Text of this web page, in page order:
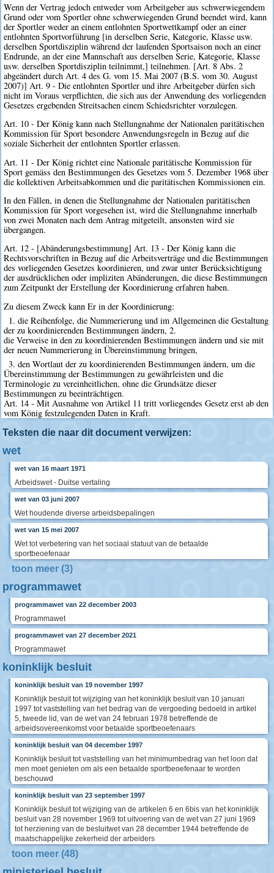
Wenn der Vertrag jedoch entweder vom Arbeitgeber aus schwerwiegendem
Grund oder vom Sportler ohne schwerwiegenden Grund beendet wird, kann
der Sportler weder an einem entlohnten Sportwettkampf oder an einer
entlohnten Sportvorführung [in derselben Serie, Kategorie, Klasse usw.
derselben Sportdisziplin während der laufenden Sportsaison noch an einer
Endrunde, an der eine Mannschaft aus derselben Serie, Kategorie, Klasse
usw. derselben Sportdisziplin teilnimmt,] teilnehmen. [Art. 8 Abs. 2
abgeändert durch Art. 4 des G. vom 15. Mai 2007 (B.S. vom 30. August
2007)] Art. 9 - Die entlohnten Sportler und ihre Arbeitgeber dürfen sich
nicht im Voraus verpflichten, die sich aus der Anwendung des vorliegenden
Gesetzes ergebenden Streitsachen einem Schiedsrichter vorzulegen.
Art. 10 - Der König kann nach Stellungnahme der Nationalen paritätischen
Kommission für Sport besondere Anwendungsregeln in Bezug auf die
soziale Sicherheit der entlohnten Sportler erlassen.
Art. 11 - Der König richtet eine Nationale paritätische Kommission für
Sport gemäss den Bestimmungen des Gesetzes vom 5. Dezember 1968 über
die kollektiven Arbeitsabkommen und die paritätischen Kommissionen ein.
In den Fällen, in denen die Stellungnahme der Nationalen paritätischen
Kommission für Sport vorgesehen ist, wird die Stellungnahme innerhalb
von zwei Monaten nach dem Antrag mitgeteilt, ansonsten wird sie
übergangen.
Art. 12 - [Abänderungsbestimmung] Art. 13 - Der König kann die
Rechtsvorschriften in Bezug auf die Arbeitsverträge und die Bestimmungen
des vorliegenden Gesetzes koordinieren, und zwar unter Berücksichtigung
der ausdrücklichen oder impliziten Abänderungen, die diese Bestimmungen
zum Zeitpunkt der Erstellung der Koordinierung erfahren haben.
Zu diesem Zweck kann Er in der Koordinierung:
1. die Reihenfolge, die Nummerierung und im Allgemeinen die Gestaltung
der zu koordinierenden Bestimmungen ändern, 2.
die Verweise in den zu koordinierenden Bestimmungen ändern und sie mit
der neuen Nummerierung in Übereinstimmung bringen,
3. den Wortlaut der zu koordinierenden Bestimmungen ändern, um die
Übereinstimmung der Bestimmungen zu gewährleisten und die
Terminologie zu vereinheitlichen, ohne die Grundsätze dieser
Bestimmungen zu beeinträchtigen.
Art. 14 - Mit Ausnahme von Artikel 11 tritt vorliegendes Gesetz erst ab den
vom König festzulegenden Daten in Kraft.
Teksten die naar dit document verwijzen:
wet
wet van 16 maart 1971
Arbeidswet - Duitse vertaling
wet van 03 juni 2007
Wet houdende diverse arbeidsbepalingen
wet van 15 mei 2007
Wet tot verbetering van het sociaal statuut van de betaalde
sportbeoefenaar
toon meer (3)
programmawet
programmawet van 22 december 2003
Programmawet
programmawet van 27 december 2021
Programmawet
koninklijk besluit
koninklijk besluit van 19 november 1997
Koninklijk besluit tot wijziging van het koninklijk besluit van 10 januari
1997 tot vaststelling van het bedrag van de vergoeding bedoeld in artikel
5, tweede lid, van de wet van 24 februari 1978 betreffende de
arbeidsovereenkomst voor betaalde sportbeoefenaars
koninklijk besluit van 04 december 1997
Koninklijk besluit tot vaststelling van het minimumbedrag van het loon dat
men moet genieten om als een betaalde sportbeoefenaar te worden
beschouwd
koninklijk besluit van 23 september 1997
Koninklijk besluit tot wijziging van de artikelen 6 en 6bis van het koninklijk
besluit van 28 november 1969 tot uitvoering van de wet van 27 juni 1969
tot herziening van de besluitwet van 28 december 1944 betreffende de
maatschappelijke zekerheid der arbeiders
toon meer (48)